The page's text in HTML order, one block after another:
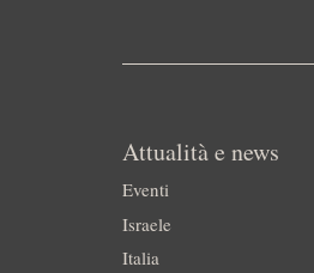
Attualità e news
Eventi
Israele
Italia